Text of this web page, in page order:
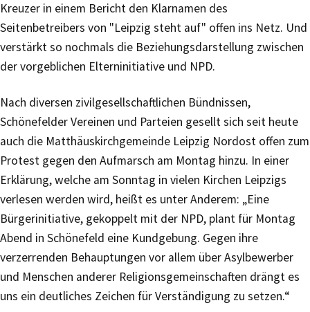
Kreuzer in einem Bericht den Klarnamen des
Seitenbetreibers von "Leipzig steht auf" offen ins Netz. Und
verstärkt so nochmals die Beziehungsdarstellung zwischen
der vorgeblichen Elterninitiative und NPD.
Nach diversen zivilgesellschaftlichen Bündnissen,
Schönefelder Vereinen und Parteien gesellt sich seit heute
auch die Matthäuskirchgemeinde Leipzig Nordost offen zum
Protest gegen den Aufmarsch am Montag hinzu. In einer
Erklärung, welche am Sonntag in vielen Kirchen Leipzigs
verlesen werden wird, heißt es unter Anderem: „Eine
Bürgerinitiative, gekoppelt mit der NPD, plant für Montag
Abend in Schönefeld eine Kundgebung. Gegen ihre
verzerrenden Behauptungen vor allem über Asylbewerber
und Menschen anderer Religionsgemeinschaften drängt es
uns ein deutliches Zeichen für Verständigung zu setzen.“